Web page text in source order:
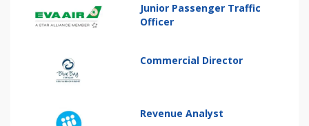
Junior Passenger Traffic
Officer
Commercial Director
Revenue Analyst